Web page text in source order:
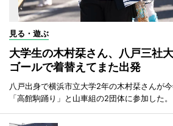
見る・遊ぶ
大学生の木村栞さん、八戸三社
ゴールで着替えてまた出発
八戸出身で横浜市立大学2年の木村栞さんが今
「高館駒踊り」と山車組の2団体に参加した。